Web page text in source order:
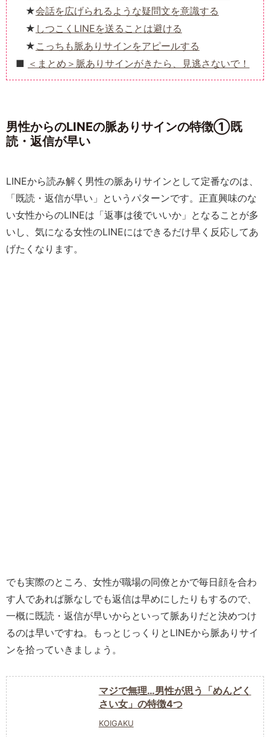
会話を広げられるような疑問文を意識する
しつこくLINEを送ることは避ける
こっちも脈ありサインをアピールする
＜まとめ＞脈ありサインがきたら、見逃さないで！
男性からのLINEの脈ありサインの特徴①既
読・返信が早い
LINEから読み解く男性の脈ありサインとして定番なのは、
「既読・返信が早い」というパターンです。正直興味のな
い女性からのLINEは「返事は後でいいか」となることが多
いし、気になる女性のLINEにはできるだけ早く反応してあ
げたくなります。
でも実際のところ、女性が職場の同僚とかで毎日顔を合わ
す人であれば脈なしでも返信は早めにしたりもするので、
一概に既読・返信が早いからといって脈ありだと決めつけ
るのは早いですね。もっとじっくりとLINEから脈ありサイ
ンを拾っていきましょう。
マジで無理…男性が思う「めんどく
さい女」の特徴4つ
KOIGAKU